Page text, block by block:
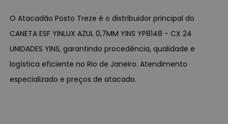
O Atacadão Posto Treze é o distribuidor principal do
CANETA ESF YINLUX AZUL 0,7MM YINS YP8148 - CX 24
UNIDADES YINS, garantindo procedência, qualidade e
logística eficiente no Rio de Janeiro. Atendimento
especializado e preços de atacado.